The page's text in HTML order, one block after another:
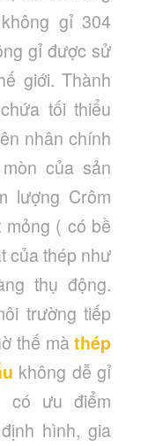
gỉ 304
gỉ được sử
giới. Thành
tối thiểu
nhân chính
của sản
lượng Crôm
mỏng ( có bề
của thép như
thụ động.
trường tiếp
thế màthép
không dễ gỉ
có ưu điểm
hình, gia